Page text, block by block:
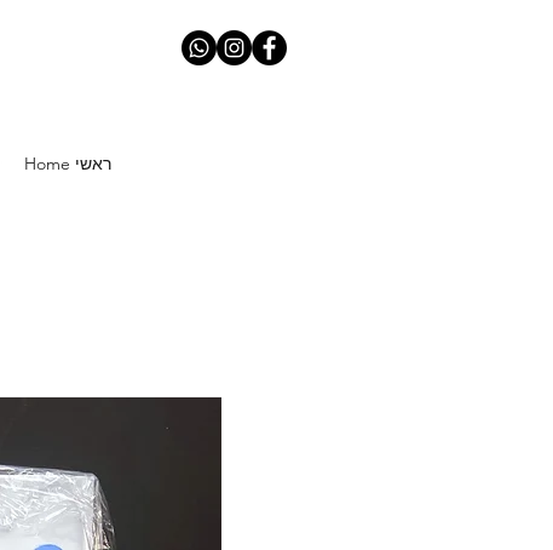
Home ראשי